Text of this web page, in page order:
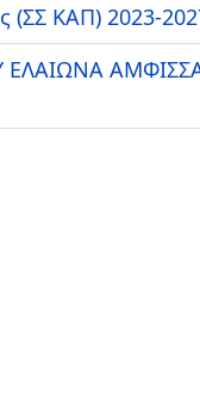
(ΣΣ ΚΑΠ) 2023-